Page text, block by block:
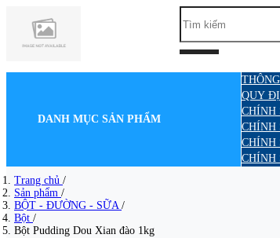
DANH MỤC SẢN PHẨM
QUY
CHÍNH
CHÍNH
CHÍNH
CHÍNH
Trang chủ /
Sản phẩm /
BỘT - ĐƯỜNG - SỮA /
Bột /
Bột Pudding Dou Xian đào 1kg